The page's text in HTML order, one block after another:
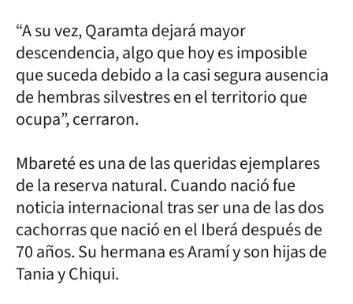
“A su vez, Qaramta dejará mayor
descendencia, algo que hoy es imposible
que suceda debido a la casi segura ausencia
de hembras silvestres en el territorio que
ocupa”, cerraron.
Mbareté es una de las queridas ejemplares
de la reserva natural. Cuando nació fue
noticia internacional tras ser una de las dos
cachorras que nació en el Iberá después de
70 años. Su hermana es Aramí y son hijas de
Tania y Chiqui.